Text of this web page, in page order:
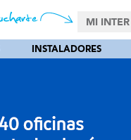
MI INTER
INSTALADORES